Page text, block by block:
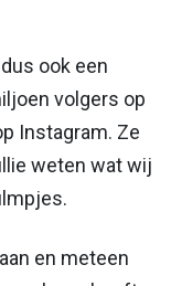
ook een
volgers op
Instagram. Ze
weten wat wij
en meteen